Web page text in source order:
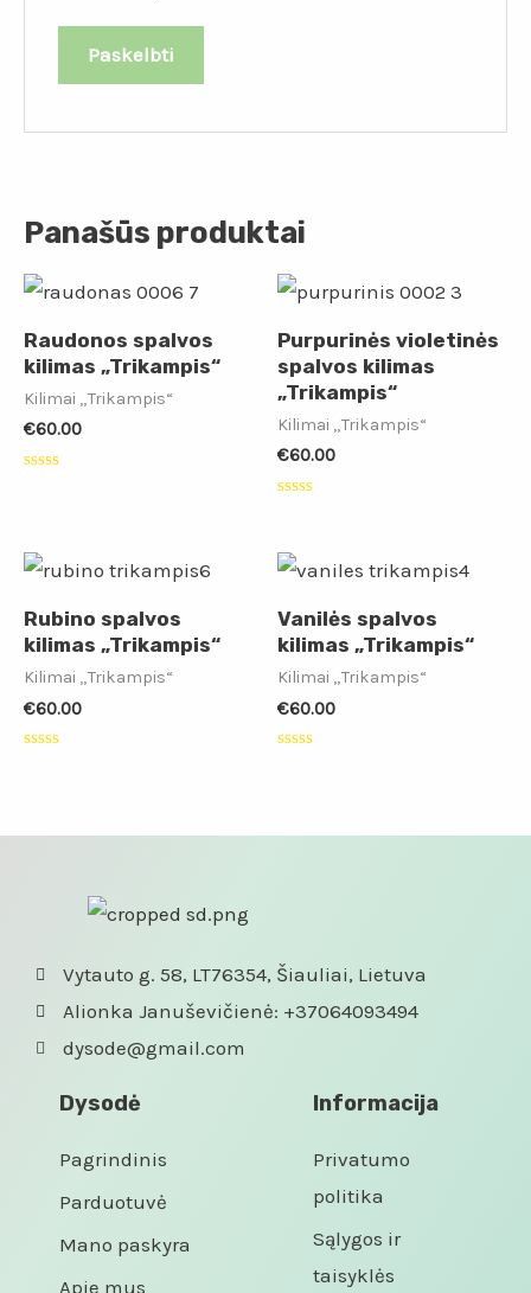
Panašūs produktai
Raudonos spalvos
kilimas „Trikampis“
Kilimai „Trikampis“
€60.00
Purpurinės violetinės
spalvos kilimas
„Trikampis“
Kilimai „Trikampis“
€60.00
5
Rubino spalvos
kilimas „Trikampis“
Kilimai „Trikampis“
€60.00
Vanilės spalvos
kilimas „Trikampis“
Kilimai „Trikampis“
€60.00
Vytauto g. 58, LT76354, Šiauliai, Lietuva
Alionka Januševičienė: +37064093494
dysode@gmail.com
Dysodė
Pagrindinis
Parduotuvė
Mano paskyra
Apie mus
Informacija
Privatumo
politika
Sąlygos ir
taisyklės